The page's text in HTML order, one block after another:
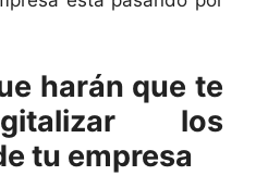
harán que te
los
tu empresa